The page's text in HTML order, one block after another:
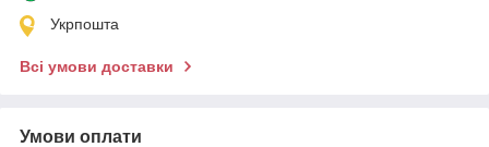
Укрпошта
Всі умови доставки
Умови оплати